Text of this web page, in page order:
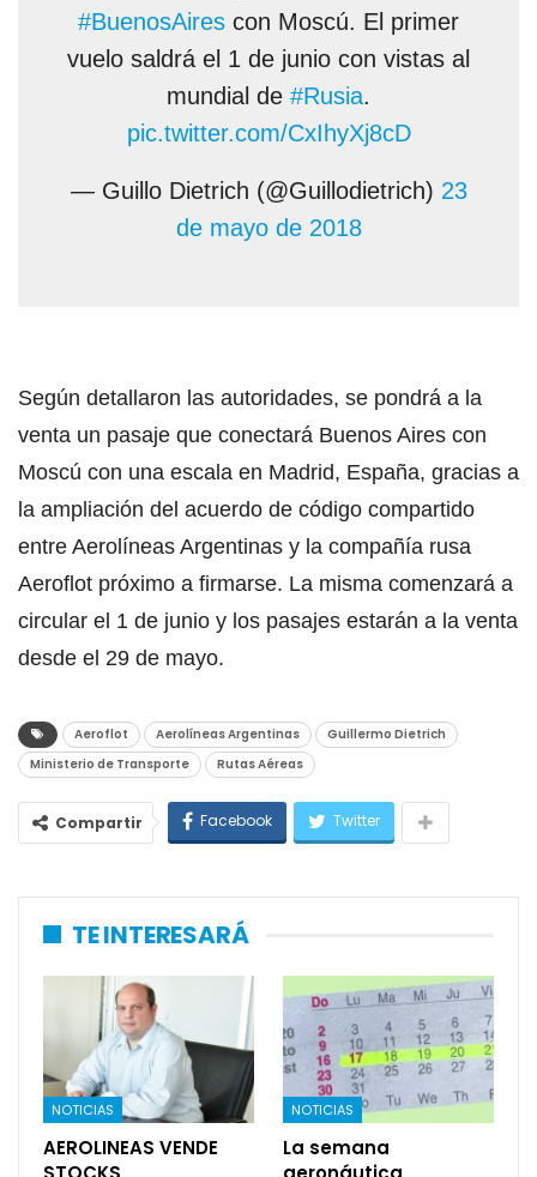
#BuenosAires con Moscú. El primer
vuelo saldrá el 1 de junio con vistas al
mundial de #Rusia.
pic.twitter.com/CxIhyXj8cD
— Guillo Dietrich (@Guillodietrich) 23
de mayo de 2018
Según detallaron las autoridades, se pondrá a la
venta un pasaje que conectará Buenos Aires con
Moscú con una escala en Madrid, España, gracias a
la ampliación del acuerdo de código compartido
entre Aerolíneas Argentinas y la compañía rusa
Aeroflot próximo a firmarse. La misma comenzará a
circular el 1 de junio y los pasajes estarán a la venta
desde el 29 de mayo.
Aeroflot Aerolíneas Argentinas
Guillermo Dietrich
Ministerio de Transporte
Rutas Aéreas
Compartir Facebook Twitter
TE INTERESARÁ
NOTICIAS
AEROLINEAS VENDE
NOTICIAS
La semana